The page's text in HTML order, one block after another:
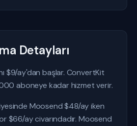
Detayları
$9/ay'dan başlar. ConvertKit
aboneye kadar hizmet verir.
Moosend $48/ay iken
$66/ay civarındadır. Moosend